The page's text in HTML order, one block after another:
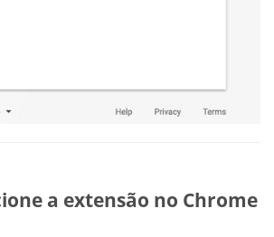
a extensão no Chrome